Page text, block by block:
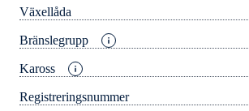
Växellåda
Bränslegrupp
Kaross
Registreringsnummer